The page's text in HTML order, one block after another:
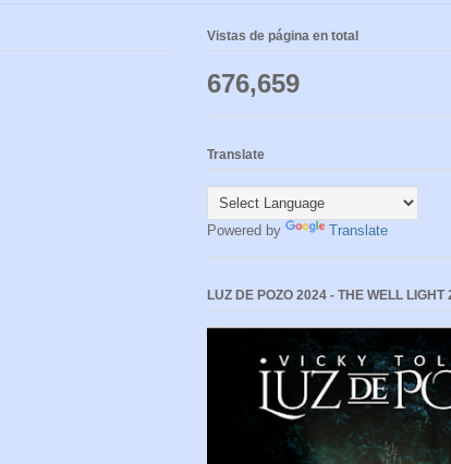
Vistas de página en total
676,659
Translate
Powered by Translate
LUZ DE POZO 2024 - THE WELL LIGHT